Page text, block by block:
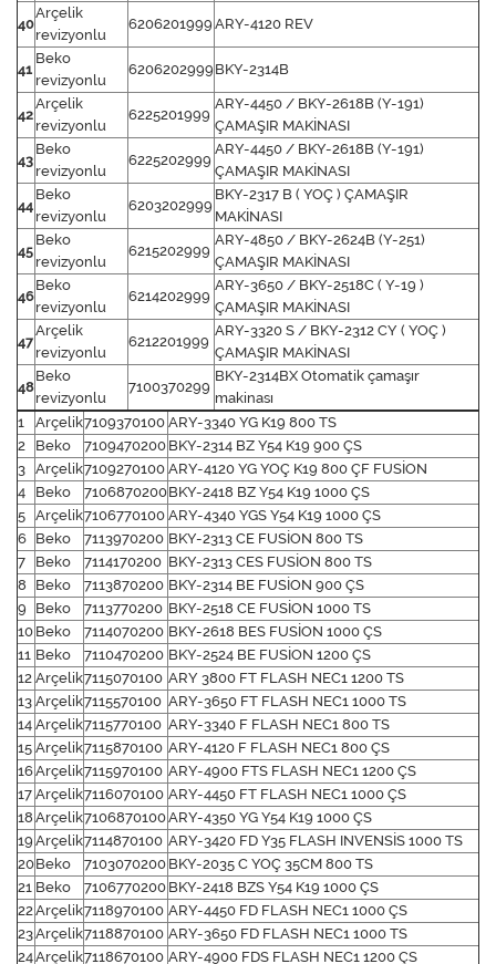
40
Arçelik
revizyonlu
6206201999 ARY-4120 REV
41
Beko
revizyonlu
6206202999 BKY-2314B
42
Arçelik
revizyonlu
6225201999
ARY-4450 / BKY-2618B (Y-191)
ÇAMAŞIR MAKİNASI
43
Beko
revizyonlu
6225202999
ARY-4450 / BKY-2618B (Y-191)
ÇAMAŞIR MAKİNASI
44
Beko
revizyonlu
6203202999
BKY-2317 B ( YOÇ ) ÇAMAŞIR
MAKİNASI
45
Beko
revizyonlu
6215202999
ARY-4850 / BKY-2624B (Y-251)
ÇAMAŞIR MAKİNASI
46
Beko
revizyonlu
6214202999
ARY-3650 / BKY-2518C ( Y-19 )
ÇAMAŞIR MAKİNASI
47
Arçelik
revizyonlu
6212201999
ARY-3320 S / BKY-2312 CY ( YOÇ )
ÇAMAŞIR MAKİNASI
48
Beko
revizyonlu
7100370299
BKY-2314BX Otomatik çamaşır
makinası
1
Arçelik7109370100 ARY-3340 YG K19 800 TS
2
Beko 7109470200 BKY-2314 BZ Y54 K19 900 ÇS
3 Arçelik7109270100 ARY-4120 YG YOÇ K19 800 ÇF FUSİON
4
Beko 7106870200BKY-2418 BZ Y54 K19 1000 ÇS
5 Arçelik7106770100 ARY-4340 YGS Y54 K19 1000 ÇS
6 Beko 7113970200 BKY-2313 CE FUSİON 800 TS
7
Beko 7114170200 BKY-2313 CES FUSİON 800 TS
8
Beko 7113870200 BKY-2314 BE FUSİON 900 ÇS
9
Beko 7113770200 BKY-2518 CE FUSİON 1000 TS
10 Beko 7114070200 BKY-2618 BES FUSİON 1000 ÇS
11 Beko 7110470200 BKY-2524 BE FUSİON 1200 ÇS
12 Arçelik7115070100 ARY 3800 FT FLASH NEC1 1200 TS
13 Arçelik7115570100 ARY-3650 FT FLASH NEC1 1000 TS
14 Arçelik7115770100 ARY-3340 F FLASH NEC1 800 TS
15 Arçelik7115870100 ARY-4120 F FLASH NEC1 800 ÇS
16Arçelik7115970100 ARY-4900 FTS FLASH NEC1 1200 ÇS
17 Arçelik7116070100 ARY-4450 FT FLASH NEC1 1000 ÇS
18 Arçelik7106870100ARY-4350 YG Y54 K19 1000 ÇS
19 Arçelik7114870100 ARY-3420 FD Y35 FLASH INVENSİS 1000 TS
20Beko 7103070200 BKY-2035 C YOÇ 35CM 800 TS
21 Beko 7106770200 BKY-2418 BZS Y54 K19 1000 ÇS
22Arçelik7118970100 ARY-4450 FD FLASH NEC1 1000 ÇS
23Arçelik7118870100 ARY-3650 FD FLASH NEC1 1000 TS
24Arçelik7118670100 ARY-4900 FDS FLASH NEC1 1200 ÇS